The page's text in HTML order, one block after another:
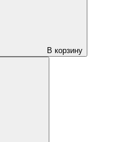
В корзину